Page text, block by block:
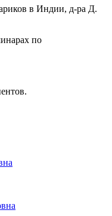
в Индии, д-ра Д.
по